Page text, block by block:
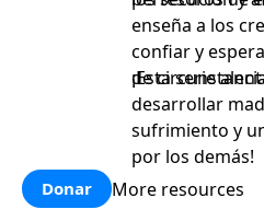
enseña a los
confiar y
de
¡Esta serie
desarrollar
sufrimiento y
por los demás!
Donar More resources